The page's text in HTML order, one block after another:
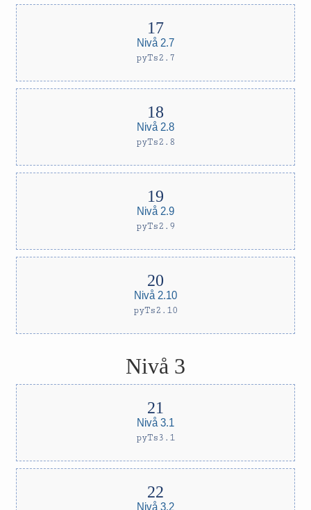
Nivå 2.7
pyTs2.7
Nivå 2.8
pyTs2.8
Nivå 2.9
pyTs2.9
Nivå 2.10
pyTs2.10
Nivå 3
Nivå 3.1
pyTs3.1
Nivå 3.2